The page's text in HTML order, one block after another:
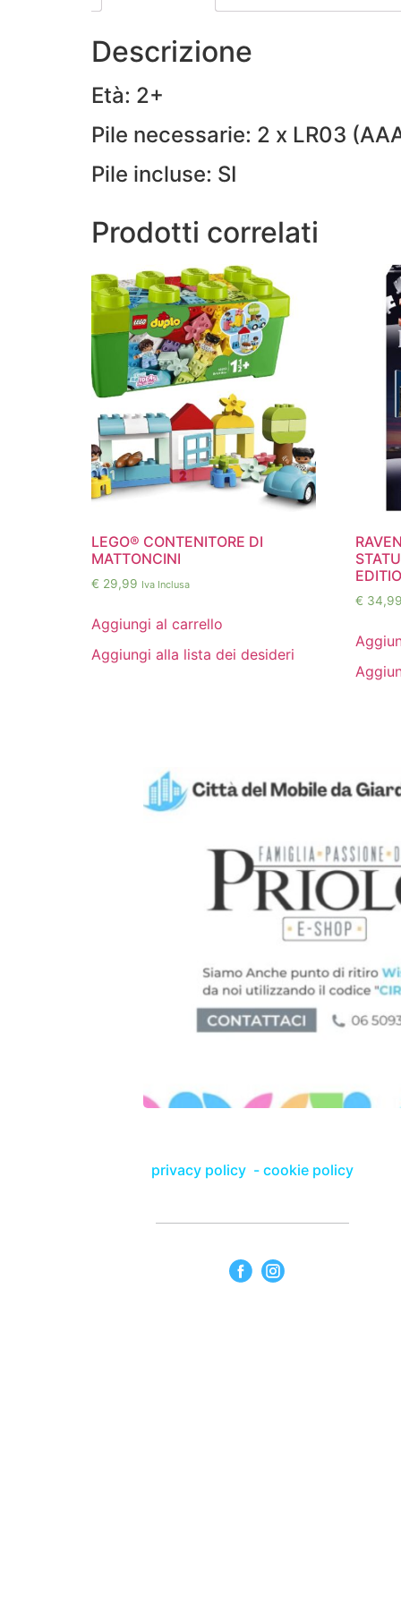
Descrizione
Età: 2+
Pile necessarie: 2 x LR03
Pile incluse: SI
Prodotti correlati
LEGO® CONTENITORE DI
MATTONCINI
€ 29,99 Iva Inclusa
Aggiungi al carrello
Aggiungi alla lista dei desideri
€
privacy policy - cookie policy